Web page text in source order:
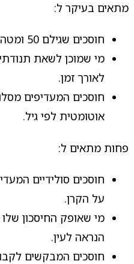
מתאים בעיקר ל:
חוסכים שגילם 50 ומטה בעלי אופק חיסכון ארוך.
מי שמוכן לשאת
לאורך זמן.
חוסכים המעדיפים
אוטומטית לפי גיל.
פחות מתאים ל:
חוסכים סולידיים
על הקרן.
מי שאופק החיסכון
הנראה לעין.
חוסכים המבקשים